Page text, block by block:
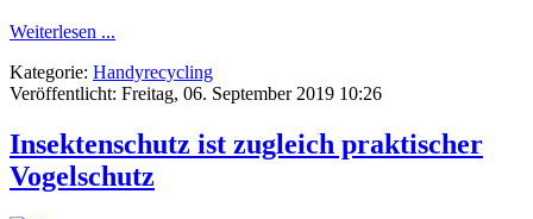
Weiterlesen ...
Kategorie: Handyrecycling
Veröffentlicht: Freitag, 06. September 2019 10:26
Insektenschutz ist zugleich praktischer
Vogelschutz